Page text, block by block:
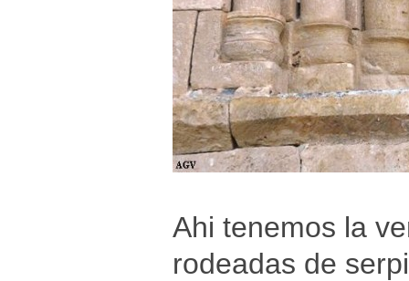
Ahi tenemos la
rodeadas de